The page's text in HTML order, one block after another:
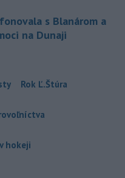
s Blanárom a
na Dunaji
Rok Ľ.Štúra
hokeji